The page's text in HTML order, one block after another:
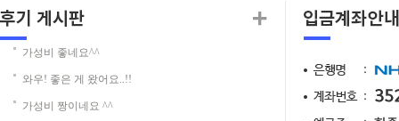
가성비 좋네요^^
와우! 좋은 게 왔어요..!!
가성비 짱이네요 ^^